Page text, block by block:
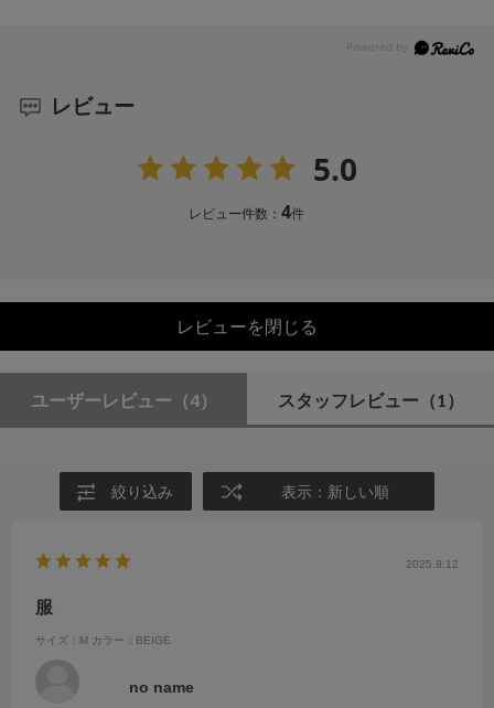
レビュー
5.0
レビュー件数：4件
レビューを閉じる
ユーザーレビュー （4） スタッフレビュー （1）
絞り込み 表示：新しい順
2025.8.12
服
サイズ：M カラー：BEIGE
no name